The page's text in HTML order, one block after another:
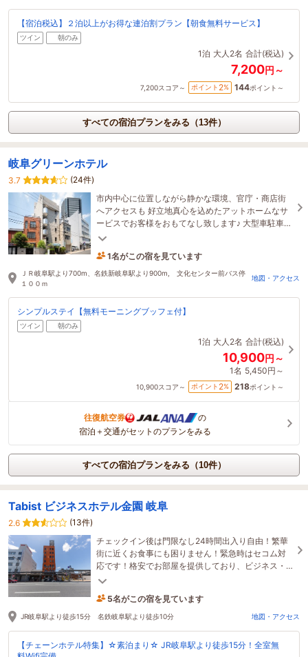
【宿泊税込】２泊以上がお得な連泊割プラン【朝食無料サービス】
ツイン 朝のみ
1泊 大人2名 合計(税込)
7,200円～
7,200スコア～ ポイント 2% 144ポイント～
すべての宿泊プランをみる（13件）
岐阜グリーンホテル
3.7
(24件)
市内中心に位置しながら静かな環境、官庁・商店街
へアクセスも 好立地真心を込めたアットホームなサ
ービスでお客様をおもてなし致します♪ 大型車駐車
可 Wi-Fi完備・無料モーニングブッフェ・個別空調
1名がこの宿を見ています
6時間前に予約されました
ＪＲ岐阜駅より700m、名鉄新岐阜駅より900m, 文化センター前バス停
１００ｍ
地図・アクセス
シンプルステイ【無料モーニングブッフェ付】
ツイン 朝のみ
1泊 大人2名 合計(税込)
10,900円～
1名 5,450円～
10,900スコア～ ポイント 2% 218ポイント～
往復航空券
の
宿泊＋交通がセットのプランをみる
すべての宿泊プランをみる（10件）
Tabist ビジネスホテル金園 岐阜
2.6
(13件)
チェックイン後は門限なし24時間出入り自由！繁華
街に近くお食事にも困りません！緊急時はセコム対
応です！格安でお部屋を提供しており、ビジネス・
旅行の拠点として！
5名がこの宿を見ています
1時間前に予約されました
JR岐阜駅より徒歩15分 名鉄岐阜駅より徒歩10分 地図・アクセス
【チェーンホテル特集】☆素泊まり☆ JR岐阜駅より徒歩15分！全室無